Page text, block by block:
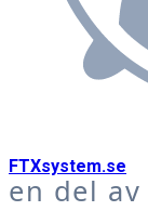
FTXsystem.se
en del av